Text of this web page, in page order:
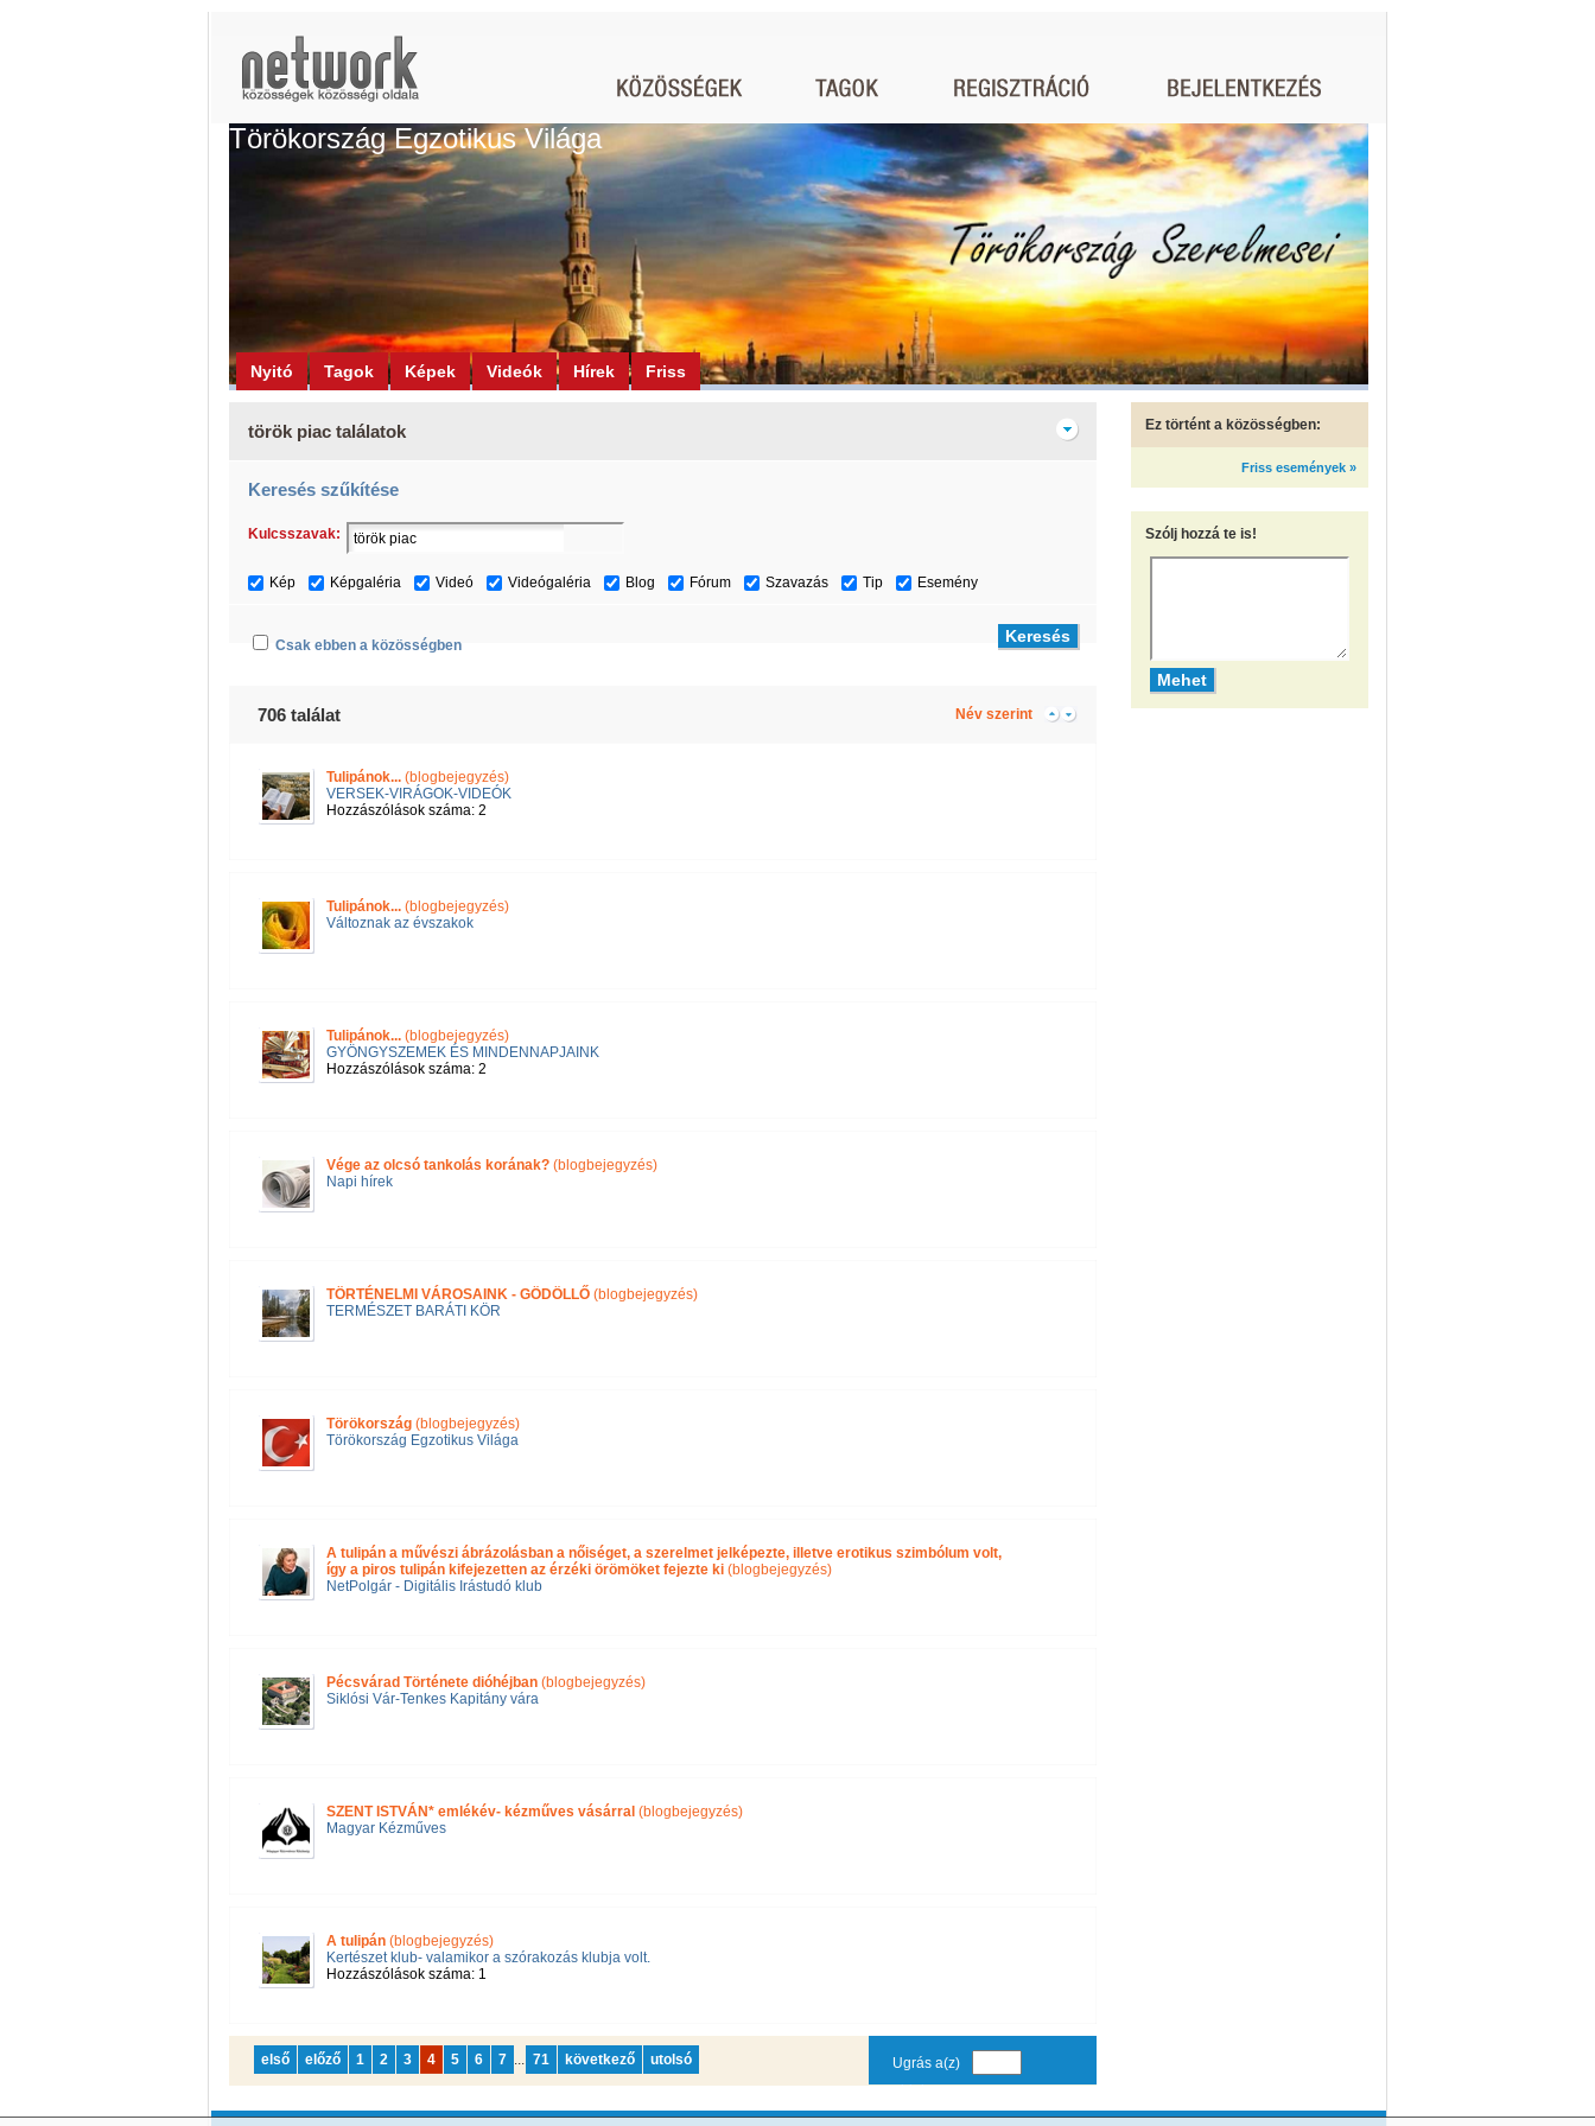
Törökország Egzotikus Világa
Nyitó Tagok Képek Videók Hírek Friss
török piac találatok
Keresés szűkítése
Kulcsszavak:
Kép Képgaléria Videó Videógaléria Blog Fórum Szavazás Tip Esemény
Csak ebben a közösségben
706 találat Név szerint
Tulipánok... (blogbejegyzés)
VERSEK-VIRÁGOK-VIDEÓK
Hozzászólások száma: 2
Tulipánok... (blogbejegyzés)
Változnak az évszakok
Tulipánok... (blogbejegyzés)
GYÖNGYSZEMEK ÉS MINDENNAPJAINK
Hozzászólások száma: 2
Vége az olcsó tankolás korának? (blogbejegyzés)
Napi hírek
TÖRTÉNELMI VÁROSAINK - GÖDÖLLŐ (blogbejegyzés)
TERMÉSZET BARÁTI KÖR
Törökország (blogbejegyzés)
Törökország Egzotikus Világa
A tulipán a művészi ábrázolásban a nőiséget, a szerelmet jelképezte, illetve erotikus szimbólum volt,
így a piros tulipán kifejezetten az érzéki örömöket fejezte ki (blogbejegyzés)
NetPolgár - Digitális Irástudó klub
Pécsvárad Története dióhéjban (blogbejegyzés)
Siklósi Vár-Tenkes Kapitány vára
SZENT ISTVÁN* emlékév- kézműves vásárral (blogbejegyzés)
Magyar Kézműves
A tulipán (blogbejegyzés)
Kertészet klub- valamikor a szórakozás klubja volt.
Hozzászólások száma: 1
Ugrás a(z)
oldalra
első előző 1 2 3 4 5 6 7 ... 71 következő utolsó
Ez történt a közösségben:
Friss események »
Szólj hozzá te is!